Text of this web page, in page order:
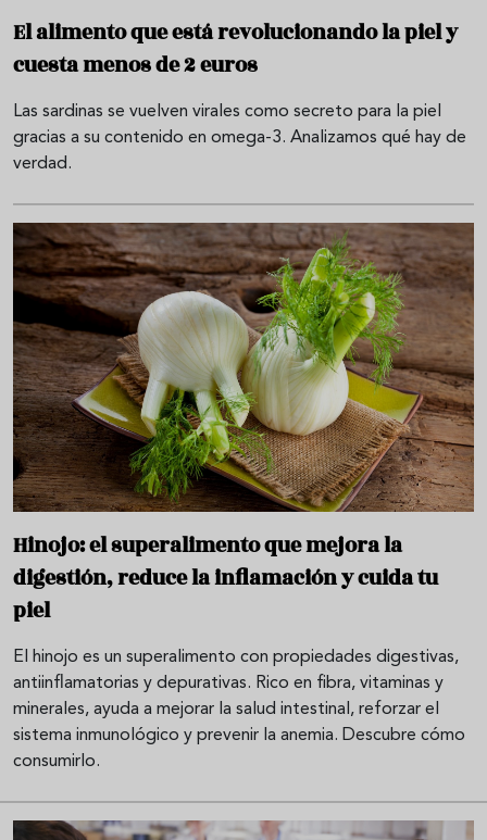
El alimento que está revolucionando la piel y
cuesta menos de 2 euros
Las sardinas se vuelven virales como secreto para la piel
gracias a su contenido en omega-3. Analizamos qué hay de
verdad.
Hinojo: el superalimento que mejora la
digestión, reduce la inflamación y cuida tu
piel
El hinojo es un superalimento con propiedades digestivas,
antiinflamatorias y depurativas. Rico en fibra, vitaminas y
minerales, ayuda a mejorar la salud intestinal, reforzar el
sistema inmunológico y prevenir la anemia. Descubre cómo
consumirlo.